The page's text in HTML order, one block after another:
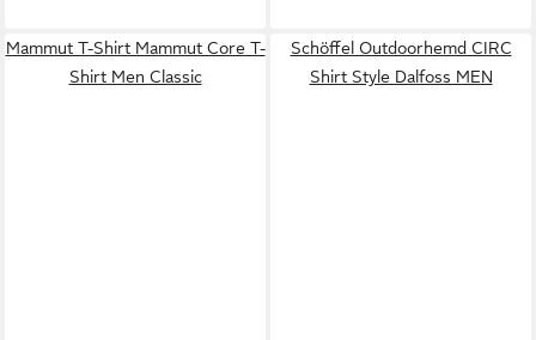
Mammut T-Shirt Mammut Core T-
Shirt Men Classic
Schöffel Outdoorhemd CIRC
Shirt Style Dalfoss MEN